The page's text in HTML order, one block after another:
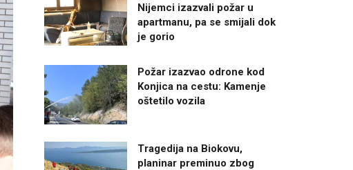
Nijemci izazvali požar u
apartmanu, pa se smijali dok
je gorio
Požar izazvao odrone kod
Konjica na cestu: Kamenje
oštetilo vozila
Tragedija na Biokovu,
planinar preminuo zbog